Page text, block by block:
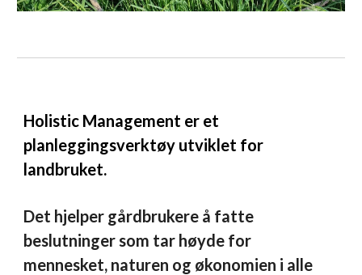
Holistic Management er et
planleggingsverktøy utviklet for
landbruket.
Det hjelper gårdbrukere å fatte
beslutninger som tar høyde for
mennesket, naturen og økonomien i alle